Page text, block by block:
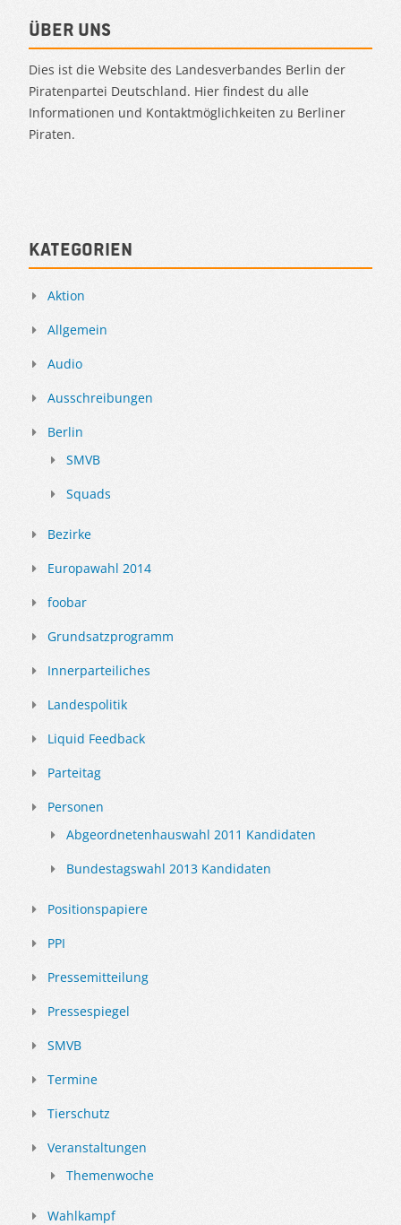
Über uns
Dies ist die Website des Landesverbandes Berlin der
Piratenpartei Deutschland. Hier findest du alle
Informationen und Kontaktmöglichkeiten zu Berliner
Piraten.
Kategorien
Aktion
Allgemein
Audio
Ausschreibungen
Berlin
SMVB
Squads
Bezirke
Europawahl 2014
foobar
Grundsatzprogramm
Innerparteiliches
Landespolitik
Liquid Feedback
Parteitag
Personen
Abgeordnetenhauswahl 2011 Kandidaten
Bundestagswahl 2013 Kandidaten
Positionspapiere
PPI
Pressemitteilung
Pressespiegel
SMVB
Termine
Tierschutz
Veranstaltungen
Themenwoche
Wahlkampf